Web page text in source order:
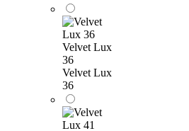
Velvet Lux
36
Velvet Lux
36